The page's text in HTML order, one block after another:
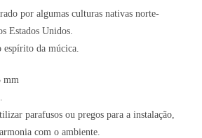
por algumas culturas nativas norte-
Estados Unidos.
espírito da múcica.
mm
parafusos ou pregos para a instalação,
com o ambiente.